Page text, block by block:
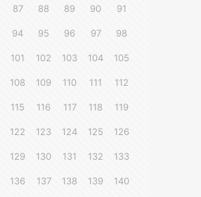
87 88 89 90 91
94 95 96 97 98
101 102 103 104 105
108 109 110 111 112
115 116 117 118 119
122 123 124 125 126
129 130 131 132 133
136 137 138 139 140